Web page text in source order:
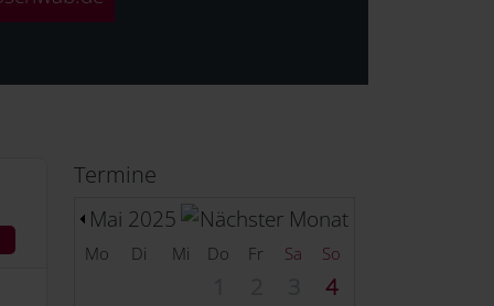
Termine
Mai 2025
Mo Di Mi Do Fr Sa So
4